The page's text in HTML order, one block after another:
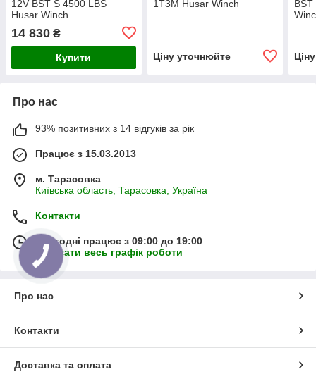
12V BST S 4500 LBS
Husar Winch
14 830 ₴
Купити
1Т3М Husar Winch
Ціну уточнюйте
Про нас
93% позитивних з 14 відгуків за рік
Працює з 15.03.2013
м. Тарасовка
Київська область, Тарасовка, Україна
Контакти
Сьогодні працює з 09:00 до 19:00
Показати весь графік роботи
Про нас
Контакти
Доставка та оплата